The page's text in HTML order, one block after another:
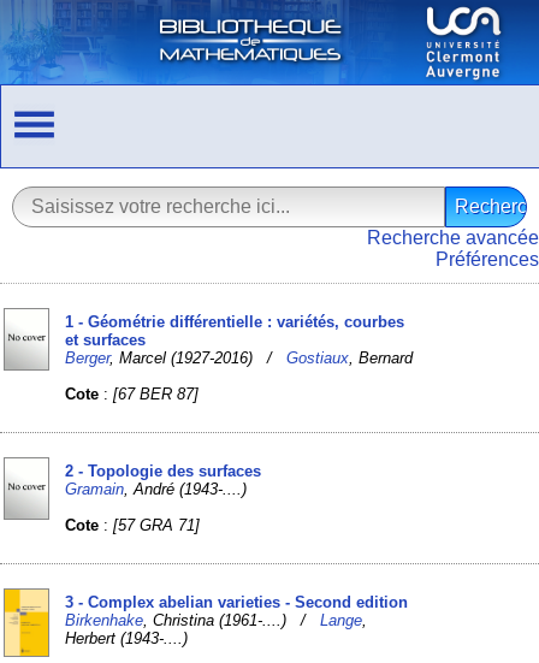
Recherche avancée
Préférences
1 - Géométrie différentielle : variétés, courbes
et surfaces
Berger, Marcel (1927-2016) /Gostiaux , Bernard
Cote :[67 BER 87]
2 - Topologie des surfaces
Gramain , André (1943-....)
Cote :[57 GRA 71]
3 - Complex abelian varieties - Second edition
Birkenhake , Christina (1961-....) /Lange
Herbert (1943-....)